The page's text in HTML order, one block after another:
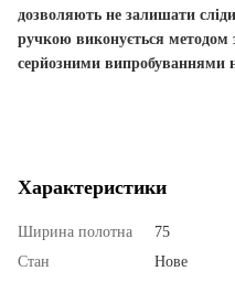
дозволяють не залишати сліди
ручкою виконується методом
серйозними випробуваннями
Характеристики
Ширина полотна
75
Стан
Нове